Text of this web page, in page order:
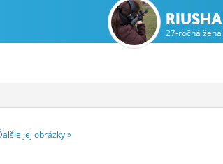
RIUSHA
27-ročná žena
jej obrázky»